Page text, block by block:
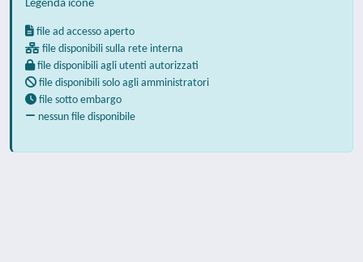
Legenda icone
file ad accesso aperto
file disponibili sulla rete interna
file disponibili agli utenti autorizzati
file disponibili solo agli amministratori
file sotto embargo
nessun file disponibile